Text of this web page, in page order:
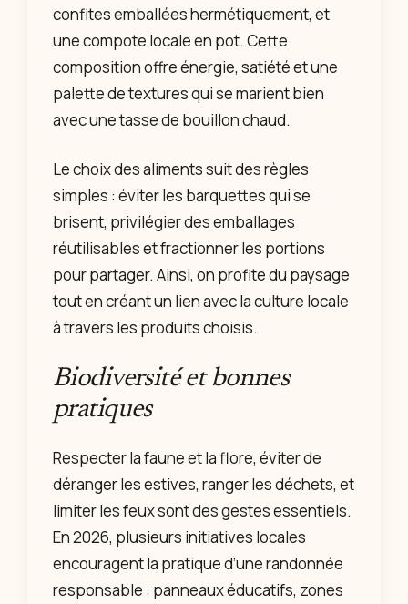
confites emballées hermétiquement, et
une compote locale en pot. Cette
composition offre énergie, satiété et une
palette de textures qui se marient bien
avec une tasse de bouillon chaud.
Le choix des aliments suit des règles
simples : éviter les barquettes qui se
brisent, privilégier des emballages
réutilisables et fractionner les portions
pour partager. Ainsi, on profite du paysage
tout en créant un lien avec la culture locale
à travers les produits choisis.
Biodiversité et bonnes
pratiques
Respecter la faune et la flore, éviter de
déranger les estives, ranger les déchets, et
limiter les feux sont des gestes essentiels.
En 2026, plusieurs initiatives locales
encouragent la pratique d’une randonnée
responsable : panneaux éducatifs, zones